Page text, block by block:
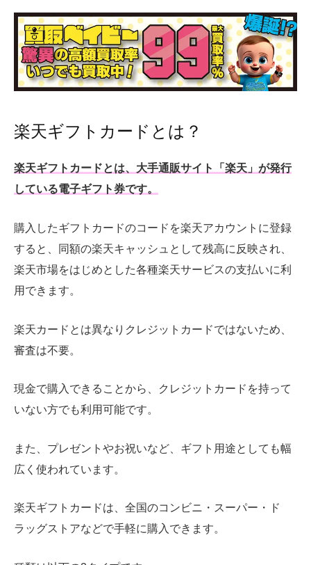
楽天ギフトカードとは？
楽天ギフトカードとは、大手通販サイト「楽天」が発行
している電子ギフト券です。
購入したギフトカードのコードを楽天アカウントに登録
すると、同額の楽天キャッシュとして残高に反映され、
楽天市場をはじめとした各種楽天サービスの支払いに利
用できます。
楽天カードとは異なりクレジットカードではないため、
審査は不要。
現金で購入できることから、クレジットカードを持って
いない方でも利用可能です。
また、プレゼントやお祝いなど、ギフト用途としても幅
広く使われています。
楽天ギフトカードは、全国のコンビニ・スーパー・ド
ラッグストアなどで手軽に購入できます。